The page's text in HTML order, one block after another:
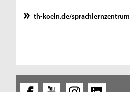
th-koeln.de/sprachlernzentrum